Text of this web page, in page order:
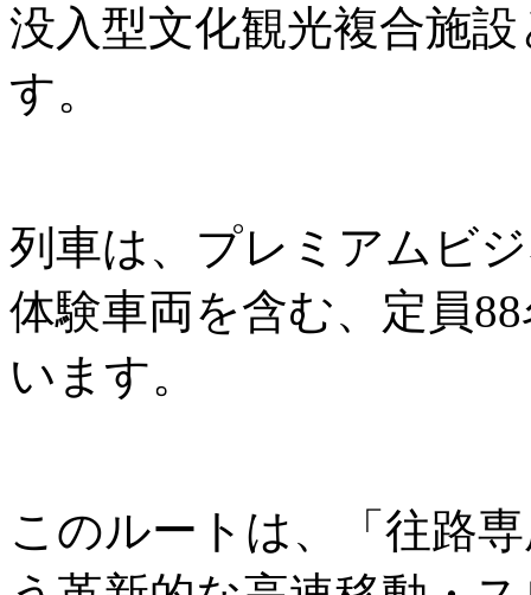
没入型文化観光複合施
す。
列車は、プレミアムビ
体験車両を含む、定員
います。
このルートは、「往路